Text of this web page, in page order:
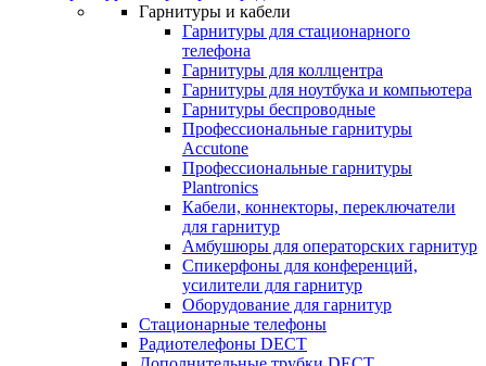
Гарнитуры и кабели
Гарнитуры для стационарного
телефона
Гарнитуры для коллцентра
Гарнитуры для ноутбука и компьютера
Гарнитуры беспроводные
Профессиональные гарнитуры
Accutone
Профессиональные гарнитуры
Plantronics
Кабели, коннекторы, переключатели
для гарнитур
Амбушюры для операторских гарнитур
Cпикерфоны для конференций,
усилители для гарнитур
Оборудование для гарнитур
Стационарные телефоны
Радиотелефоны DECT